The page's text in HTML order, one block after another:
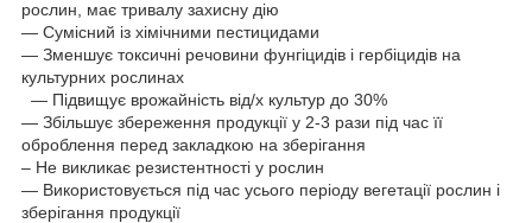
рослин, має тривалу захисну дію
— Сумісний із хімічними пестицидами
— Зменшує токсичні речовини фунгіцидів і гербіцидів на
культурних рослинах
— Підвищує врожайність від/х культур до 30%
— Збільшує збереження продукції у 2-3 рази під час її
оброблення перед закладкою на зберігання
– Не викликає резистентності у рослин
— Використовується під час усього періоду вегетації рослин і
зберігання продукції